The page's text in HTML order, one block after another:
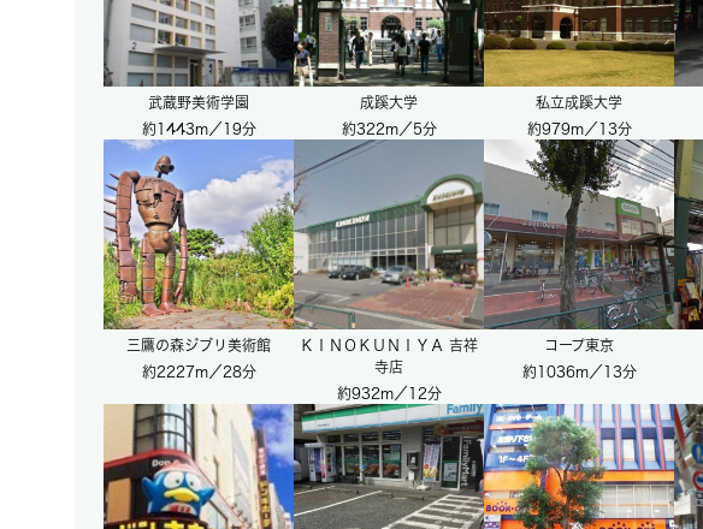
武蔵野美術学園
約1443m／19分
成蹊大学
約322m／5分
私立成蹊大学
約979m／13分
三鷹の森ジブリ美術館
約2227m／28分
ＫＩＮＯＫＵＮＩＹＡ 吉祥
寺店
約932m／12分
コープ東京
約1036m／13分